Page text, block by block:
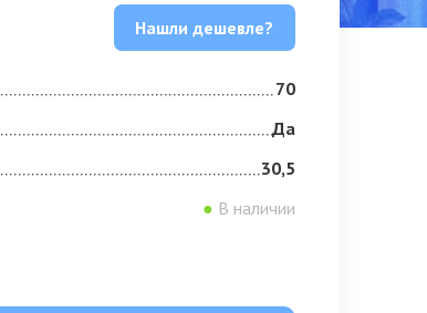
Нашли дешевле?
70
Да
30,5
● В наличии